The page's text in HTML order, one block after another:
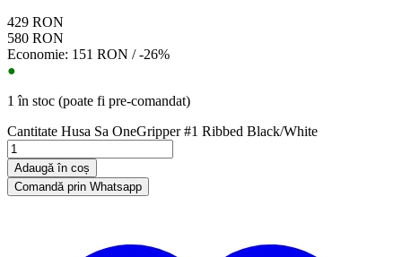
429 RON
580 RON
Economie: 151 RON / -26%
●
1 în stoc (poate fi pre-comandat)
Cantitate Husa Sa OneGripper #1 Ribbed Black/White
Adaugă în coș
Comandă prin Whatsapp